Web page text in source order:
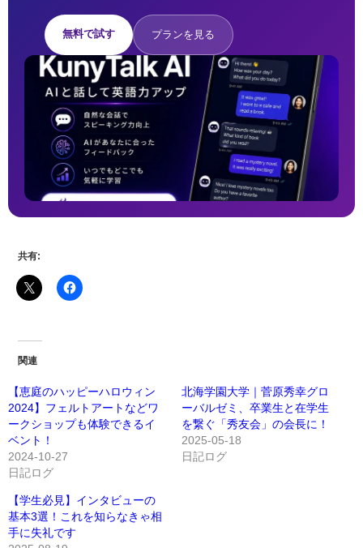
無料で試す プランを見る
共有:
関連
【恵庭のハッピーハロウィン
2024】フェルトアートなどワ
ークショップも体験できるイ
ベント！
2024-10-27
日記ログ
北海学園大学｜菅原秀幸グロ
ーバルゼミ、卒業生と在学生
を繋ぐ「秀友会」の会長に！
2025-05-18
日記ログ
【学生必見】インタビューの
基本3選！これを知らなきゃ相
手に失礼です